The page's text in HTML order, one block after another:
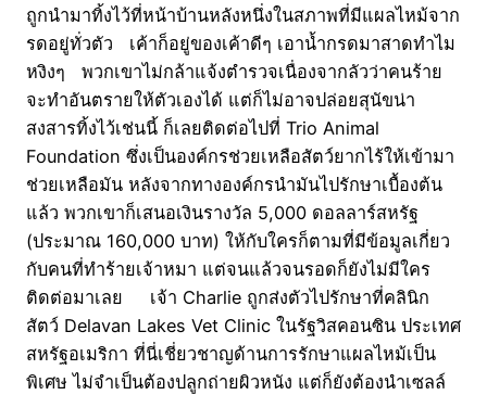
ถูกนำมาทิ้งไว้ที่หน้าบ้านหลังหนึ่งในสภาพที่มีแผลไหม้จาก
รดอยู่ทั่วตัว เค้าก็อยู่ของเค้าดีๆ เอาน้ำกรดมาสาดทำไม
หงิงๆ พวกเขาไม่กล้าแจ้งตำรวจเนื่องจากลัวว่าคนร้าย
จะทำอันตรายให้ตัวเองได้ แต่ก็ไม่อาจปล่อยสุนัขน่า
สงสารทิ้งไว้เช่นนี้ ก็เลยติดต่อไปที่ Trio Animal
Foundation ซึ่งเป็นองค์กรช่วยเหลือสัตว์ยากไร้ให้เข้ามา
ช่วยเหลือมัน หลังจากทางองค์กรนำมันไปรักษาเบื้องต้น
แล้ว พวกเขาก็เสนอเงินรางวัล 5,000 ดอลลาร์สหรัฐ
(ประมาณ 160,000 บาท) ให้กับใครก็ตามที่มีข้อมูลเกี่ยว
กับคนที่ทำร้ายเจ้าหมา แต่จนแล้วจนรอดก็ยังไม่มีใคร
ติดต่อมาเลย เจ้า Charlie ถูกส่งตัวไปรักษาที่คลินิก
สัตว์ Delavan Lakes Vet Clinic ในรัฐวิสคอนซิน ประเทศ
สหรัฐอเมริกา ที่นี่เชี่ยวชาญด้านการรักษาแผลไหม้เป็น
พิเศษ ไม่จำเป็นต้องปลูกถ่ายผิวหนัง แต่ก็ยังต้องนำเซลล์